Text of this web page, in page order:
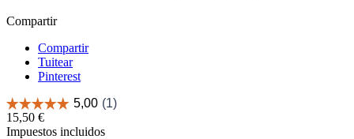
Compartir
Compartir
Tuitear
Pinterest
15,50 €
Impuestos incluidos